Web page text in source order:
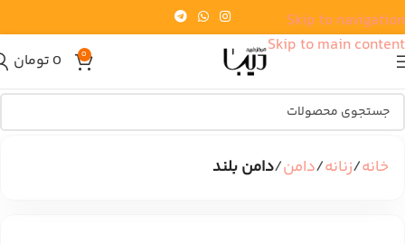
Skip to navigation
Skip to main content
0
0 تومان
خانه زنانه دامن دامن بلند